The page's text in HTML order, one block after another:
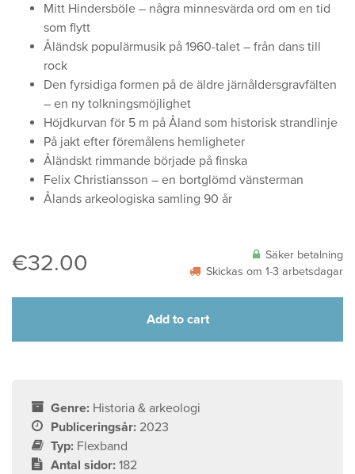
Mitt Hindersböle – några minnesvärda ord om en tid
som flytt
Åländsk populärmusik på 1960-talet – från dans till
rock
Den fyrsidiga formen på de äldre järnåldersgravfälten
– en ny tolkningsmöjlighet
Höjdkurvan för 5 m på Åland som historisk strandlinje
På jakt efter föremålens hemligheter
Åländskt rimmande började på finska
Felix Christiansson – en bortglömd vänsterman
Ålands arkeologiska samling 90 år
€32.00
Säker betalning
Skickas om 1-3 arbetsdagar
Add to cart
Genre: Historia & arkeologi
Publiceringsår: 2023
Typ: Flexband
Antal sidor: 182